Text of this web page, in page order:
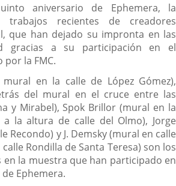
aniversario de Ephemera, la
trabajos recientes de creadores
que han dejado su impronta en las
gracias a su participación en el
la FMC.
en la calle de López Gómez),
del mural en el cruce entre las
y Mirabel), Spok Brillor (mural en la
a la altura de calle del Olmo), Jorge
Recondo) y J. Demsky (mural en calle
Rondilla de Santa Teresa) son los
en la muestra que han participado en
Ephemera.